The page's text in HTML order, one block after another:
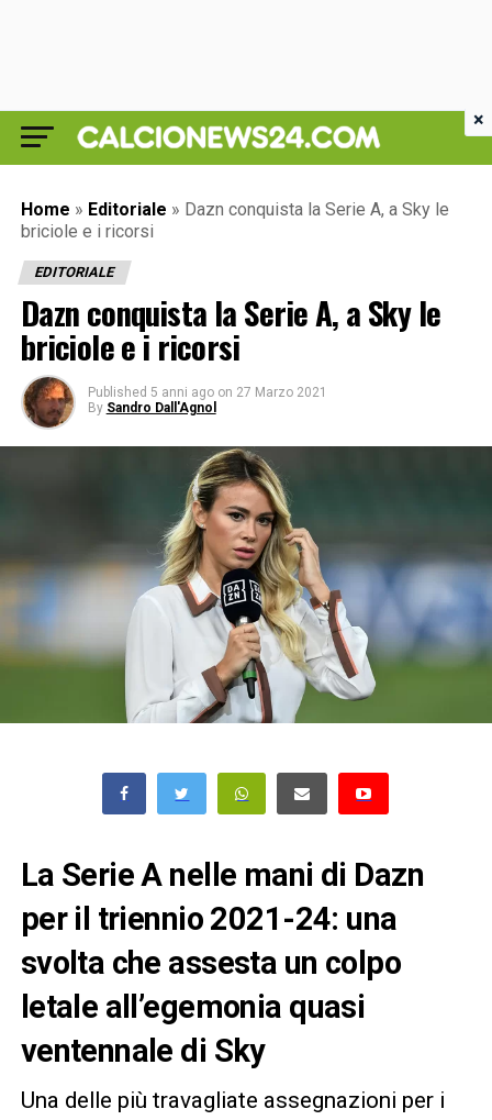
Home » Editoriale » Dazn conquista la Serie A, a Sky le
briciole e i ricorsi
EDITORIALE
Dazn conquista la Serie A, a Sky le
briciole e i ricorsi
Published 5 anni ago on 27 Marzo 2021
By Sandro Dall'Agnol
La Serie A nelle mani di Dazn
per il triennio 2021-24: una
svolta che assesta un colpo
letale all’egemonia quasi
ventennale di Sky
Una delle più travagliate assegnazioni per i
×